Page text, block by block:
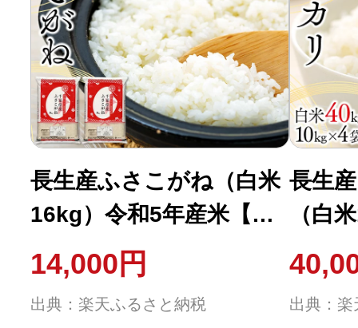
個人事業・フリーランス
ふるさと納税の基礎知識
10秒ぴったり診断
自治体直営サイト特集
はじめるバイブルとは
長生産ふさこがね（白米
16kg）令和5年産米【配
送時期選択可】 白米 精
米 おにぎり お弁当 もっ
ちり 米 16キロ ふるさと
14,000円
出典：楽天ふるさと納税
長生
（白
年産
ヒカ
米 10
出典：楽